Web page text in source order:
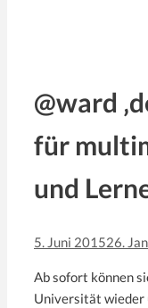
@ward
für
und
5. Juni 201526.
Ab sofort können
Universität wieder